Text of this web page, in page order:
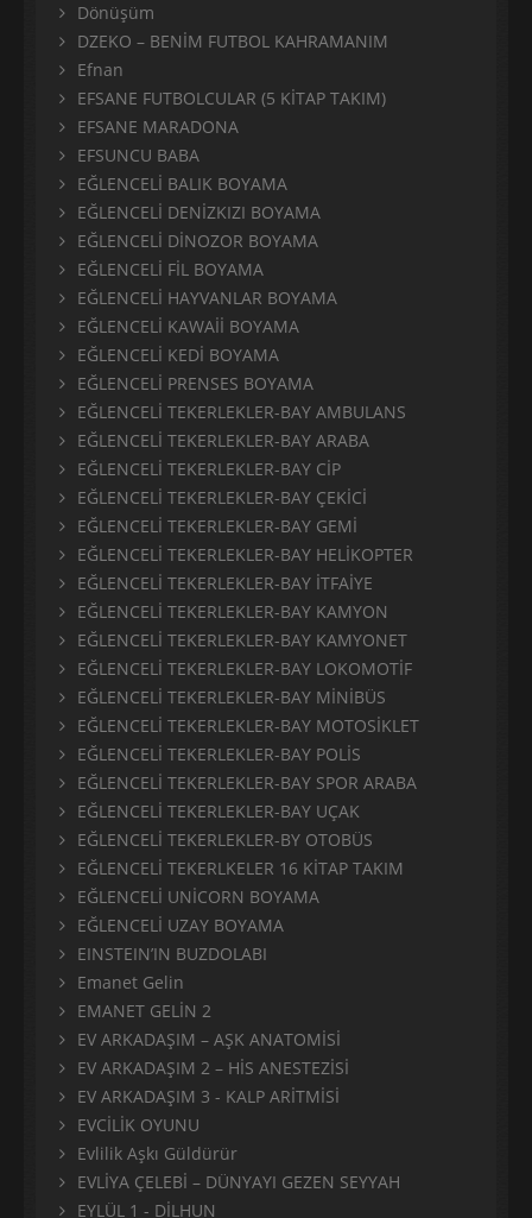
Dönüşüm
DZEKO – BENİM FUTBOL KAHRAMANIM
Efnan
EFSANE FUTBOLCULAR (5 KİTAP TAKIM)
EFSANE MARADONA
EFSUNCU BABA
EĞLENCELİ BALIK BOYAMA
EĞLENCELİ DENİZKIZI BOYAMA
EĞLENCELİ DİNOZOR BOYAMA
EĞLENCELİ FİL BOYAMA
EĞLENCELİ HAYVANLAR BOYAMA
EĞLENCELİ KAWAİİ BOYAMA
EĞLENCELİ KEDİ BOYAMA
EĞLENCELİ PRENSES BOYAMA
EĞLENCELİ TEKERLEKLER-BAY AMBULANS
EĞLENCELİ TEKERLEKLER-BAY ARABA
EĞLENCELİ TEKERLEKLER-BAY CİP
EĞLENCELİ TEKERLEKLER-BAY ÇEKİCİ
EĞLENCELİ TEKERLEKLER-BAY GEMİ
EĞLENCELİ TEKERLEKLER-BAY HELİKOPTER
EĞLENCELİ TEKERLEKLER-BAY İTFAİYE
EĞLENCELİ TEKERLEKLER-BAY KAMYON
EĞLENCELİ TEKERLEKLER-BAY KAMYONET
EĞLENCELİ TEKERLEKLER-BAY LOKOMOTİF
EĞLENCELİ TEKERLEKLER-BAY MİNİBÜS
EĞLENCELİ TEKERLEKLER-BAY MOTOSİKLET
EĞLENCELİ TEKERLEKLER-BAY POLİS
EĞLENCELİ TEKERLEKLER-BAY SPOR ARABA
EĞLENCELİ TEKERLEKLER-BAY UÇAK
EĞLENCELİ TEKERLEKLER-BY OTOBÜS
EĞLENCELİ TEKERLKELER 16 KİTAP TAKIM
EĞLENCELİ UNİCORN BOYAMA
EĞLENCELİ UZAY BOYAMA
EINSTEIN’IN BUZDOLABI
Emanet Gelin
EMANET GELİN 2
EV ARKADAŞIM – AŞK ANATOMİSİ
EV ARKADAŞIM 2 – HİS ANESTEZİSİ
EV ARKADAŞIM 3 - KALP ARİTMİSİ
EVCİLİK OYUNU
Evlilik Aşkı Güldürür
EVLİYA ÇELEBİ – DÜNYAYI GEZEN SEYYAH
EYLÜL 1 - DİLHUN